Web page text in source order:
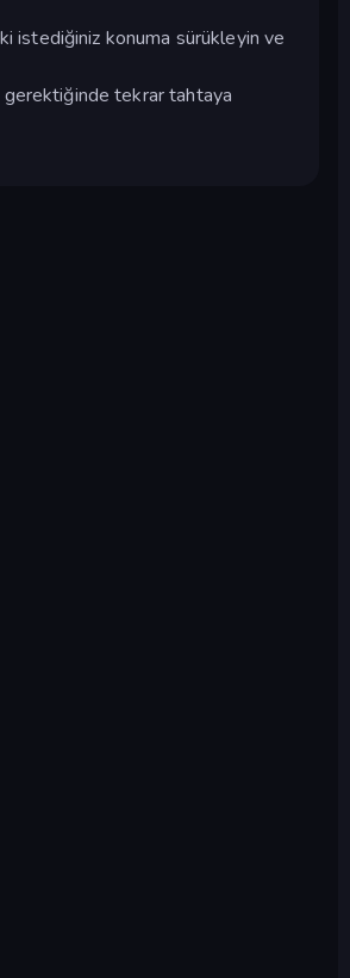
istediğiniz konuma sürükleyin ve
gerektiğinde tekrar tahtaya